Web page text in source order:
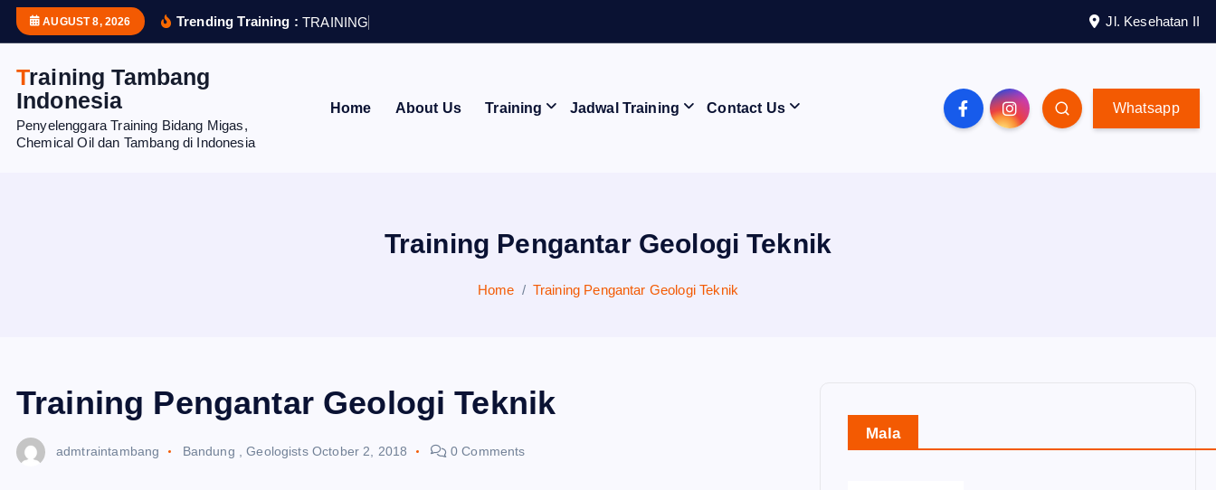
AUGUST 8, 2026 Trending Training : TRAINING Jl. Kesehatan II
Training Tambang
Indonesia
Penyelenggara Training Bidang Migas,
Chemical Oil dan Tambang di Indonesia
Home About Us Training Jadwal Training Contact Us Whatsapp
Training Pengantar Geologi Teknik
Home Training Pengantar Geologi Teknik
Training Pengantar Geologi Teknik
admtraintambang Bandung ,Geologists October 2, 2018 0 Comments
Mala